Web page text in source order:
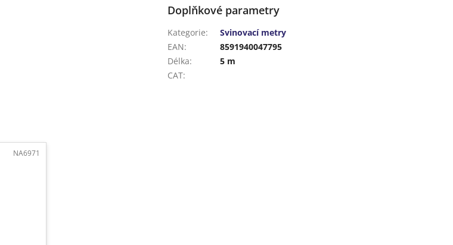
NA6971
Doplňkové parametry
Kategorie:
Svinovací metry
EAN:
8591940047795
Délka:
5 m
CAT: